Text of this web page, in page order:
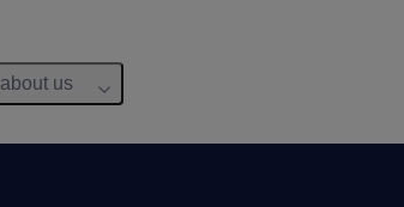
about us